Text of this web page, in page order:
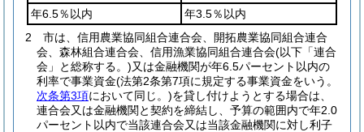
年6.5％以内
年3.5％以内
2
市は、信用農業協同組合連合会、開拓農業協同組合連合
会、森林組合連合会、信用漁業協同組合連合会(以下「連合
会」と総称する。)又は金融機関が年6.5パーセント以内の
利率で事業資金(法第2条第7項に規定する事業資金をいう。
次条第3項において同じ。)を貸し付けようとする場合は、
連合会又は金融機関と契約を締結し、予算の範囲内で年2.0
パーセント以内で当該連合会又は当該金融機関に対し利子